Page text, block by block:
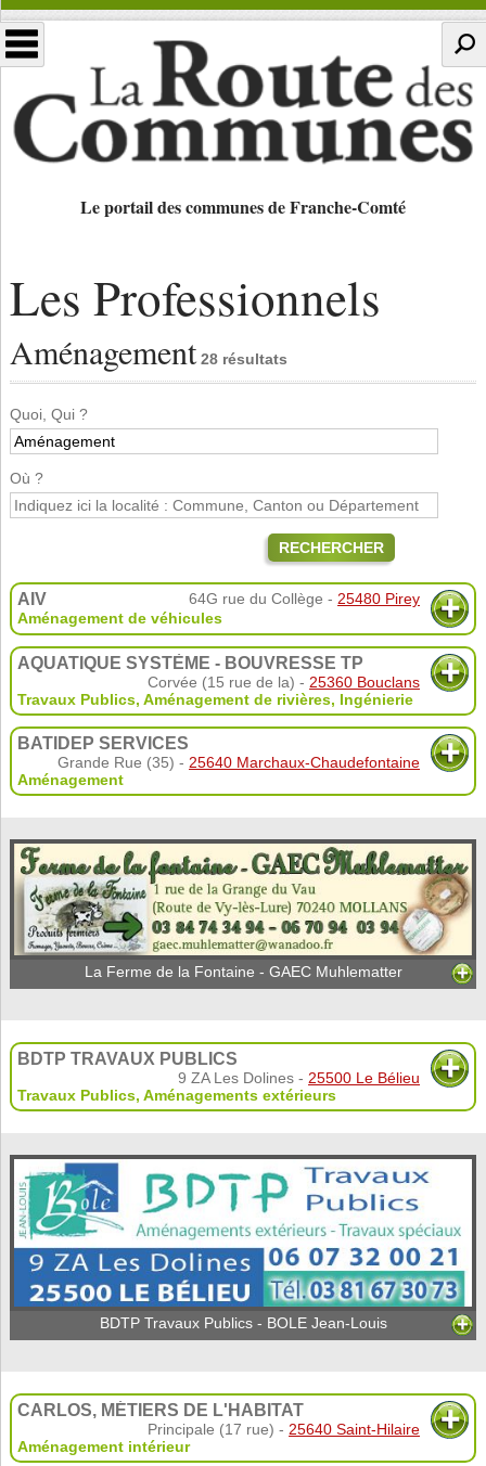
Le portail des communes de Franche-Comté
Les Professionnels
Aménagement 28 résultats
Quoi, Qui ?
Où ?
RECHERCHER
AIV 64G rue du Collège - 25480 Pirey
Aménagement de véhicules
AQUATIQUE SYSTÈME - BOUVRESSE TP
Corvée (15 rue de la) - 25360 Bouclans
Travaux Publics, Aménagement de rivières, Ingénierie
BATIDEP SERVICES
Grande Rue (35) - 25640 Marchaux-Chaudefontaine
Aménagement
La Ferme de la Fontaine - GAEC Muhlematter
BDTP TRAVAUX PUBLICS
9 ZA Les Dolines - 25500 Le Bélieu
Travaux Publics, Aménagements extérieurs
BDTP Travaux Publics - BOLE Jean-Louis
CARLOS, MÉTIERS DE L'HABITAT
Principale (17 rue) - 25640 Saint-Hilaire
Aménagement intérieur